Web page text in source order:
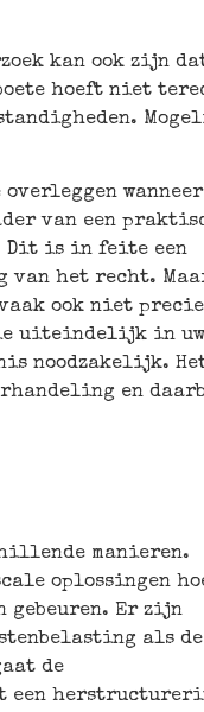
kan ook zijn
boete hoeft niet
wanneer
van een
Dit is in feite een
van het recht.
ook niet
uiteindelijk in uw
noodzakelijk.
en
manieren.
oplossingen
Er zijn
als de
de
een